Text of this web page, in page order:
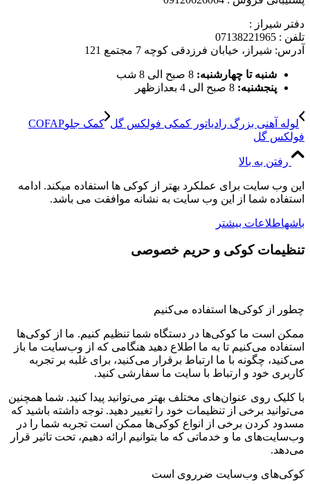
دفتر شیراز :
تلفن : 07138221965
آدرس: شیراز، خیابان فرزدقی کوچه 7 مجتمع 121
شنبه تا چهارشنبه: 8 صبح الی 8 شب
پنجشنبه: 8 صبح الی 4 بعدازظهر
لوله آهنی بزرگ رادیاتور کمکی فولکس گل
کمک جلوCOFAP
فولکس گل
رفتن به بالا
این وب سایت برای عملکرد بهتر از کوکی ها استفاده میکند. ادامه
استفاده شما از این وب سایت به نشانه موافقت می باشد.
باشهاطلاعات بیشتر
تنظیمات کوکی و حریم خصوصی
چطور از کوکی‌ها استفاده می‌کنیم
ممکن است ما کوکی‌ها در دستگاه شما تنظیم کنیم. ما از کوکی‌ها
استفاده می‌کنیم تا به ما اطلاع دهید هنگامی که از وب‌سایت ما باز
می‌کنید، چگونه با ما ارتباط برقرار می‌کنید، برای غلبه بر تجربه
کاربری خود و ارتباط با سایت ما سفارشی کنید.
با کلیک روی عنوان‌های مختلف بهتر می‌توانید پیدا کنید. شما همچنین
می‌توانید برخی از تنظیمات خود را تغییر دهید. توجه داشته باشید که
مسدود کردن برخی از انواع کوکی‌ها ممکن است تجربه شما را در
وب‌سایت‌های ما و خدماتی که ما بتوانیم ارائه دهیم، تحت تاثیر قرار
می‌دهد.
کوکی‌های وب‌سایت ضرروی است